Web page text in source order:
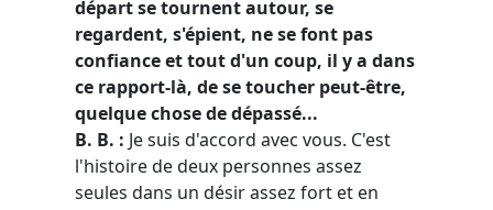
départ se tournent autour, se
regardent, s'épient, ne se font pas
confiance et tout d'un coup, il y a dans
ce rapport-là, de se toucher peut-être,
quelque chose de dépassé...
B. B. : Je suis d'accord avec vous. C'est
l'histoire de deux personnes assez
seules dans un désir assez fort et en